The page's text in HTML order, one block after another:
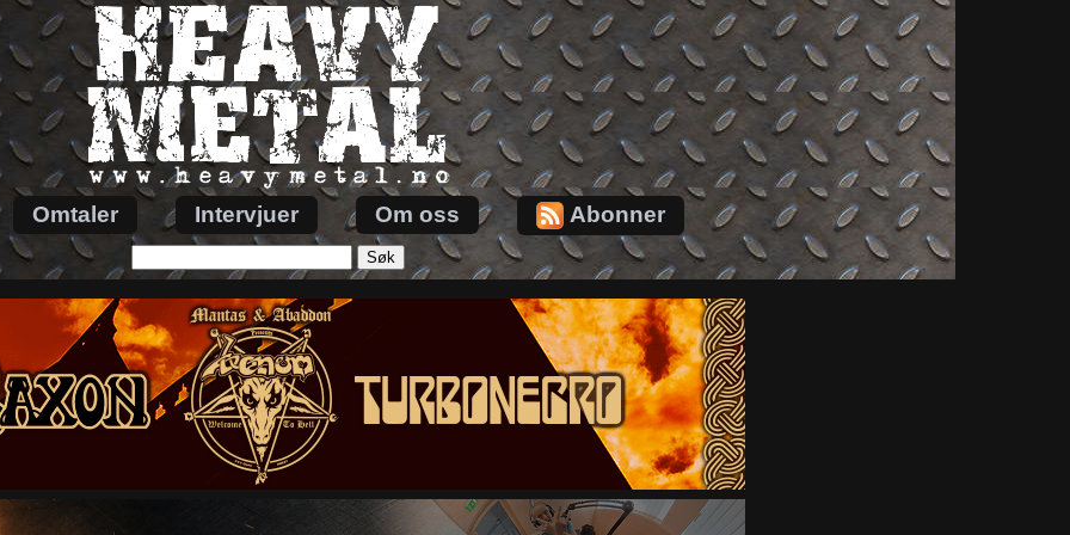
Omtaler Intervjuer Om oss Abonner
etter: